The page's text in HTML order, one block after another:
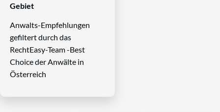
Gebiet
Anwalts-Empfehlungen
gefiltert durch das
RechtEasy-Team -Best
Choice der Anwälte in
Österreich